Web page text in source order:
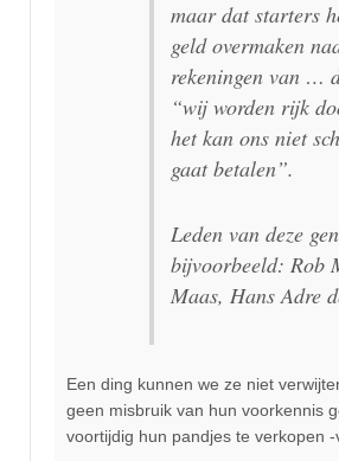
maar dat starters
geld overmaken
rekeningen van …
“wij worden rijk
het kan ons niet
gaat betalen”.
Leden van deze
bijvoorbeeld: Rob
Maas, Hans Adre
Een ding kunnen we ze niet
geen misbruik van hun voorkennis
voortijdig hun pandjes te verkopen -